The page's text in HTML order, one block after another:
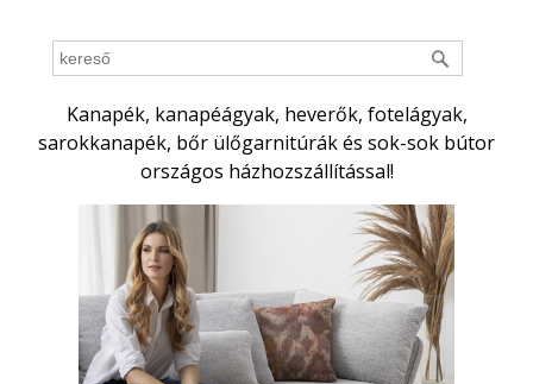
Kanapék, kanapéágyak, heverők, fotelágyak,
sarokkanapék, bőr ülőgarnitúrák és sok-sok bútor
országos házhozszállítással!